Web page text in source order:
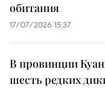
обитания
17/07/2026 15:37
В провинции
шесть редких